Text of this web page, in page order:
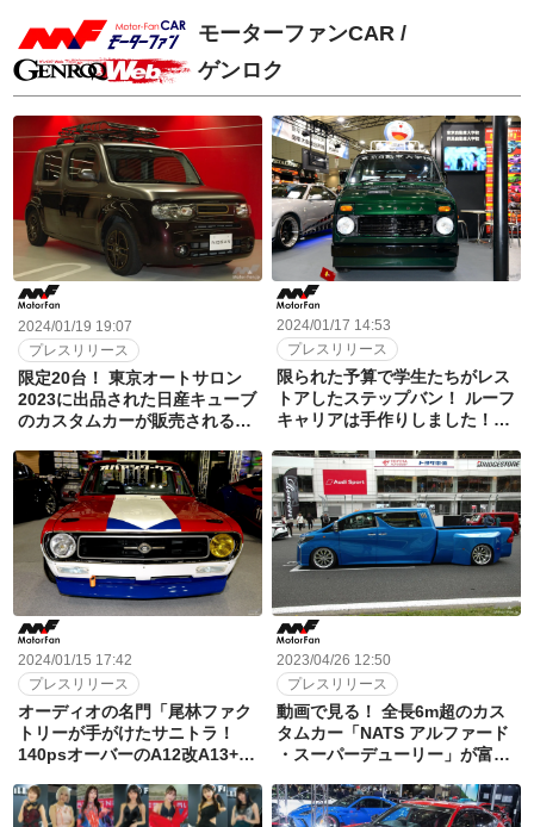
モーターファンCAR /
ゲンロク
2024/01/19 19:07
プレスリリース
限定20台！ 東京オートサロン
2023に出品された日産キューブ
のカスタムカーが販売される！
受注開始
2024/01/17 14:53
プレスリリース
限られた予算で学生たちがレス
トアしたステップバン！ ルーフ
キャリアは手作りしました！
2024/01/15 17:42
プレスリリース
オーディオの名門「尾林ファク
トリーが手がけたサニトラ！
140psオーバーのA12改A13+直
登場！ 【東京オートサロン
2024】
2023/04/26 12:50
プレスリリース
動画で見る！ 全長6m超のカス
タムカー「NATS アルファード
・スーパーデューリー」が富士
ターファンフェスタ 2023】